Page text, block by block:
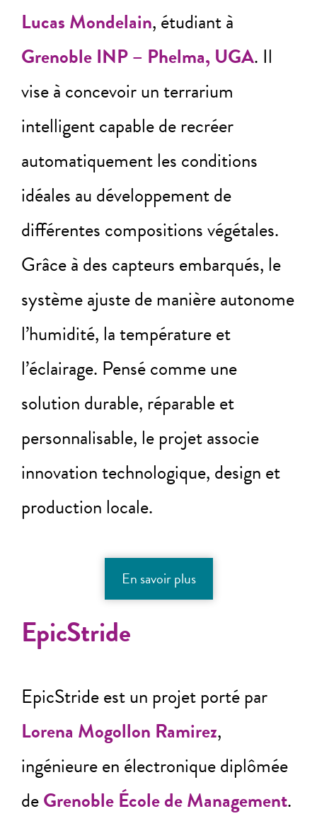
Lucas Mondelain, étudiant à
Grenoble INP – Phelma, UGA. Il
vise à concevoir un terrarium
intelligent capable de recréer
automatiquement les conditions
idéales au développement de
différentes compositions végétales.
Grâce à des capteurs embarqués, le
système ajuste de manière autonome
l’humidité, la température et
l’éclairage. Pensé comme une
solution durable, réparable et
personnalisable, le projet associe
innovation technologique, design et
production locale.
En savoir plus
EpicStride
EpicStride est un projet porté par
Lorena Mogollon Ramirez,
ingénieure en électronique diplômée
deGrenoble École de Management.